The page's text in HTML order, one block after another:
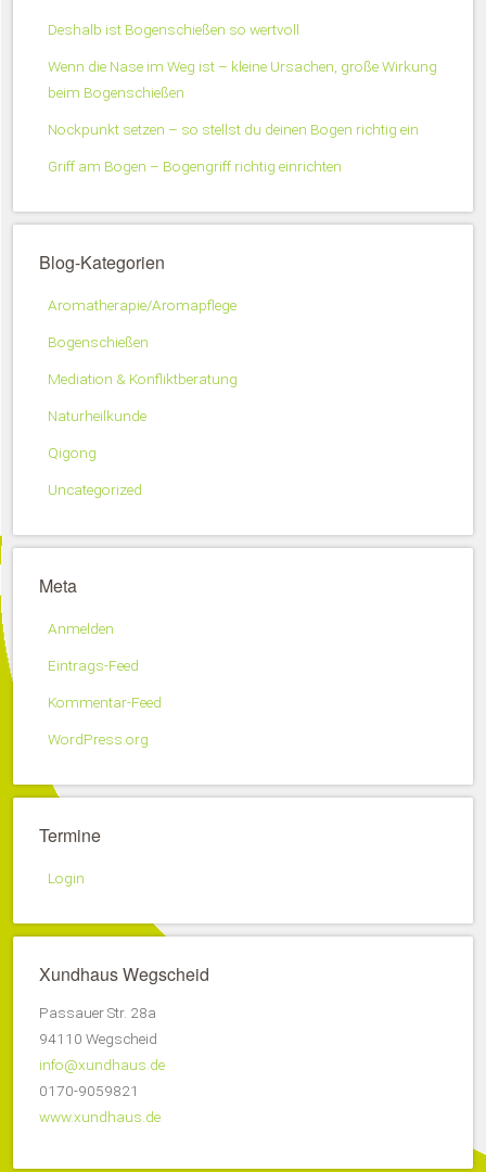
Deshalb ist Bogenschießen so wertvoll
Wenn die Nase im Weg ist – kleine Ursachen, große Wirkung
beim Bogenschießen
Nockpunkt setzen – so stellst du deinen Bogen richtig ein
Griff am Bogen – Bogengriff richtig einrichten
Blog-Kategorien
Aromatherapie/Aromapflege
Bogenschießen
Mediation & Konfliktberatung
Naturheilkunde
Qigong
Uncategorized
Meta
Anmelden
Eintrags-Feed
Kommentar-Feed
WordPress.org
Termine
Login
Xundhaus Wegscheid
Passauer Str. 28a
94110 Wegscheid
info@xundhaus.de
0170-9059821
www.xundhaus.de